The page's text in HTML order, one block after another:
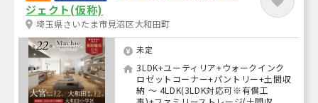
ジェクト(仮称)
埼玉県さいたま市見沼区大和田町
未定
3LDK+ユーティリア+ウォークインク
ロゼットコーナー+パントリー+土間収
納 ～ 4LDK(3LDK対応可※有償工